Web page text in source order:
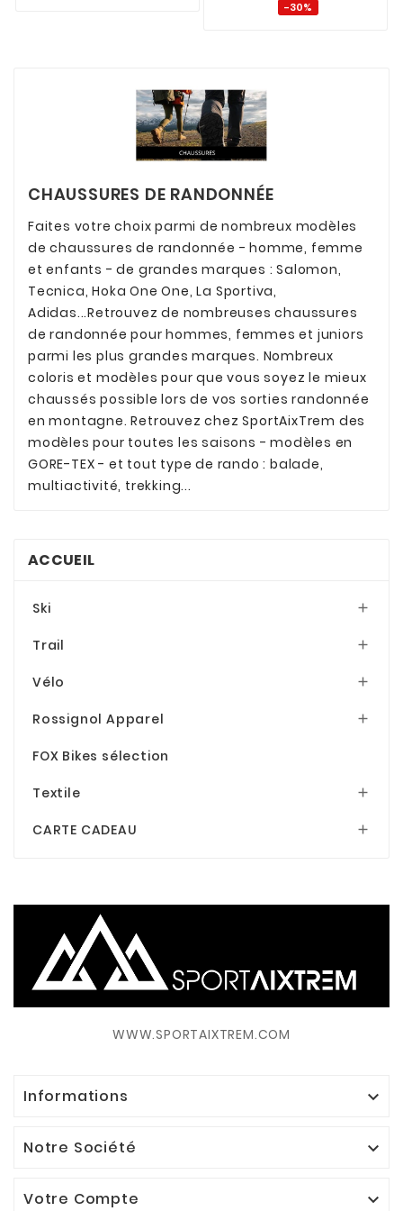
-30%
CHAUSSURES DE RANDONNÉE
Faites votre choix parmi de nombreux modèles
de chaussures de randonnée - homme, femme
et enfants - de grandes marques : Salomon,
Tecnica, Hoka One One, La Sportiva,
Adidas...Retrouvez de nombreuses chaussures
de randonnée pour hommes, femmes et juniors
parmi les plus grandes marques. Nombreux
coloris et modèles pour que vous soyez le mieux
chaussés possible lors de vos sorties randonnée
en montagne. Retrouvez chez SportAixTrem des
modèles pour toutes les saisons - modèles en
GORE-TEX - et tout type de rando : balade,
multiactivité, trekking...
ACCUEIL
Ski 
Trail 
Vélo 
Rossignol Apparel 
FOX Bikes sélection
Textile 
CARTE CADEAU 
WWW.SPORTAIXTREM.COM
Informations 
Notre Société 
Votre Compte 